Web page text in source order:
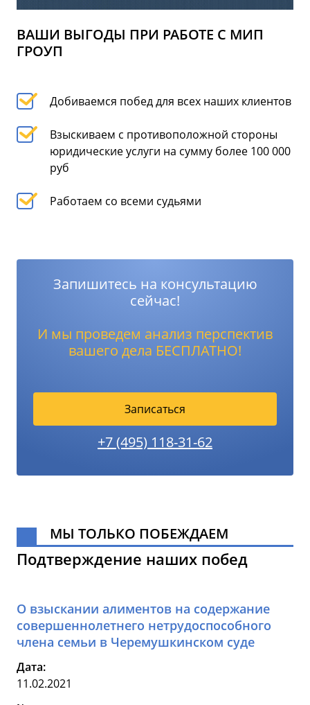
ВАШИ ВЫГОДЫ ПРИ РАБОТЕ С МИП
ГРОУП
Добиваемся побед для всех наших клиентов
Взыскиваем с противоположной стороны
юридические услуги на сумму более 100 000
руб
Работаем со всеми судьями
Запишитесь на консультацию
сейчас!
И мы проведем анализ перспектив
вашего дела БЕСПЛАТНО!
Записаться
+7 (495) 118-31-62
МЫ ТОЛЬКО ПОБЕЖДАЕМ
Подтверждение наших побед
О взыскании алиментов на содержание
совершеннолетнего нетрудоспособного
члена семьи в Черемушкинском суде
Дата:
11.02.2021